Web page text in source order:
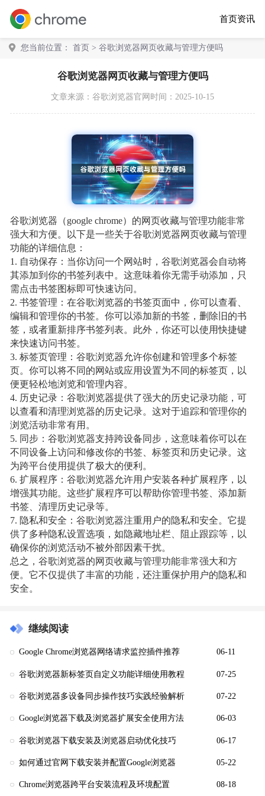
首页资讯
您当前位置： 首页 > 谷歌浏览器网页收藏与管理方便吗
谷歌浏览器网页收藏与管理方便吗
文章来源： 谷歌浏览器官网 时间：2025-10-15
谷歌浏览器（google chrome）的网页收藏与管理功能非常
强大和方便。以下是一些关于谷歌浏览器网页收藏与管理
功能的详细信息：
1. 自动保存：当你访问一个网站时，谷歌浏览器会自动将
其添加到你的书签列表中。这意味着你无需手动添加，只
需点击书签图标即可快速访问。
2. 书签管理：在谷歌浏览器的书签页面中，你可以查看、
编辑和管理你的书签。你可以添加新的书签，删除旧的书
签，或者重新排序书签列表。此外，你还可以使用快捷键
来快速访问书签。
3. 标签页管理：谷歌浏览器允许你创建和管理多个标签
页。你可以将不同的网站或应用设置为不同的标签页，以
便更轻松地浏览和管理内容。
4. 历史记录：谷歌浏览器提供了强大的历史记录功能，可
以查看和清理浏览器的历史记录。这对于追踪和管理你的
浏览活动非常有用。
5. 同步：谷歌浏览器支持跨设备同步，这意味着你可以在
不同设备上访问和修改你的书签、标签页和历史记录。这
为跨平台使用提供了极大的便利。
6. 扩展程序：谷歌浏览器允许用户安装各种扩展程序，以
增强其功能。这些扩展程序可以帮助你管理书签、添加新
书签、清理历史记录等。
7. 隐私和安全：谷歌浏览器注重用户的隐私和安全。它提
供了多种隐私设置选项，如隐藏地址栏、阻止跟踪等，以
确保你的浏览活动不被外部因素干扰。
总之，谷歌浏览器的网页收藏与管理功能非常强大和方
便。它不仅提供了丰富的功能，还注重保护用户的隐私和
安全。
继续阅读
Google Chrome浏览器网络请求监控插件推荐 06-11
谷歌浏览器新标签页自定义功能详细使用教程 07-25
谷歌浏览器多设备同步操作技巧实践经验解析 07-22
Google浏览器下载及浏览器扩展安全使用方法 06-03
谷歌浏览器下载安装及浏览器启动优化技巧 06-17
如何通过官网下载安装并配置Google浏览器 05-22
Chrome浏览器跨平台安装流程及环境配置 08-18